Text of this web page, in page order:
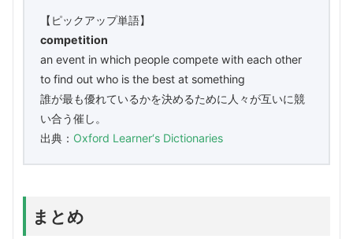
【ピックアップ単語】
competition
an event in which people compete with each other
to find out who is the best at something
誰が最も優れているかを決めるために人々が互いに競
い合う催し。
出典： Oxford Learner‘s Dictionaries
まとめ